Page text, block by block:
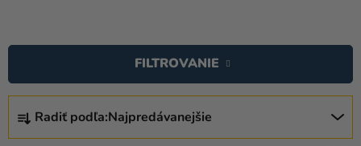
Novinky
A
Radiť podľa:Najpredávanejšie
FILTROVANIE
Ý
P
I
S
P